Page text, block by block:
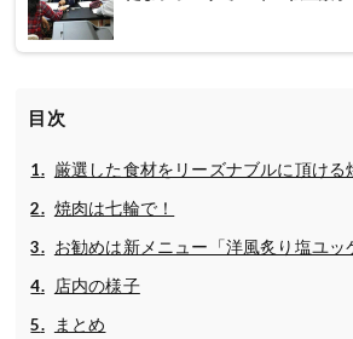
目次
厳選した食材をリーズナブルに頂ける
焼肉は七輪で！
お勧めは新メニュー「洋風炙り塩ユッ
店内の様子
まとめ